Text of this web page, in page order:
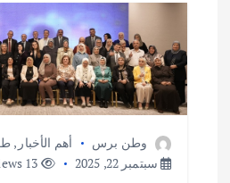
وطن برس أهم الأخبار ,
سبتمبر 22, 2025